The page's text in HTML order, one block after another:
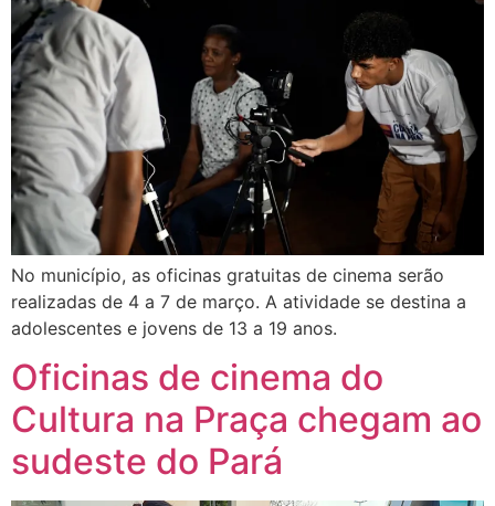
No município, as oficinas gratuitas de cinema serão
realizadas de 4 a 7 de março. A atividade se destina a
adolescentes e jovens de 13 a 19 anos.
Oficinas de cinema do
Cultura na Praça chegam ao
sudeste do Pará